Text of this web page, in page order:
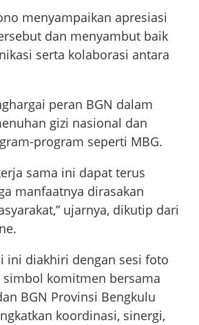
menyampaikan apresiasi
dan menyambut baik
serta kolaborasi antara
peran BGN dalam
gizi nasional dan
program seperti MBG.
sama ini dapat terus
manfaatnya dirasakan
ujarnya, dikutip dari
ini diakhiri dengan sesi foto
simbol komitmen bersama
BGN Provinsi Bengkulu
koordinasi, sinergi,